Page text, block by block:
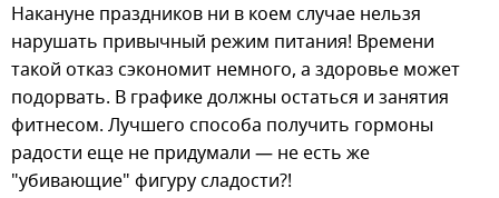
Накануне праздников ни в коем случае нельзя
нарушать привычный режим питания! Времени
такой отказ сэкономит немного, а здоровье может
подорвать. В графике должны остаться и занятия
фитнесом. Лучшего способа получить гормоны
радости еще не придумали — не есть же
"убивающие" фигуру сладости?!